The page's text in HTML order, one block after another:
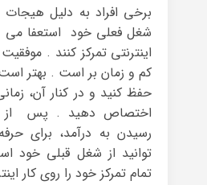
برخی افراد به دلیل هیجات
شغل فعلی خود استعفا می
اینترنتی تمرکز کنند .
کم و زمان بر است . بهتر
حفظ کنید و در کنار آن،
اختصاص دهید . پس از
رسیدن به درآمد، برای
توانید از شغل قبلی خود
تمام تمرکز خود را روی کار